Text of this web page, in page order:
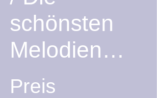
schönsten
Melodien…
Preis